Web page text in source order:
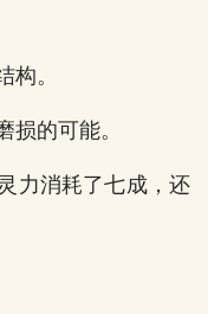
构。
损的可能。
力消耗了七成，还